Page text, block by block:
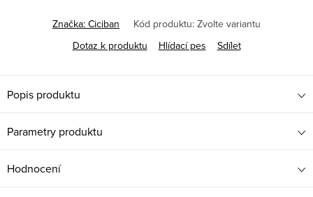
Značka: Ciciban Kód produktu: Zvolte variantu
Dotaz k produktu
Hlídací pes Sdílet
Popis produktu
Parametry produktu
Hodnocení